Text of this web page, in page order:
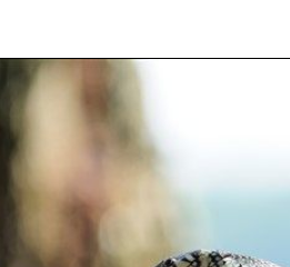
נטלי נובחוב
אחלה אתר! הזמנתי דרכם שירות של לוכד
שהגיע מהר מאוד וסיפק שירות מקצועי! תודה